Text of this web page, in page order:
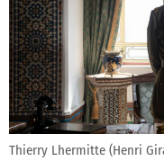
Thierry Lhermitte (Henri